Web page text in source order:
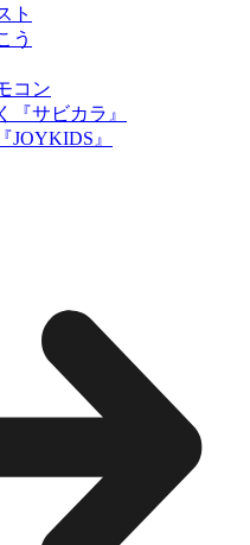
ト
う
コン
『サビカラ』
JOYKIDS』